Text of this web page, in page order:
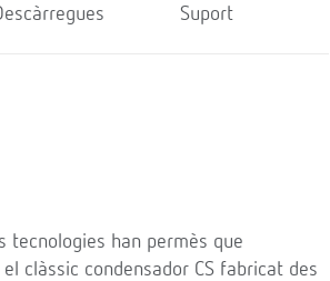
Descàrregues Suport
tecnologies han permès que
el clàssic condensador CS fabricat des